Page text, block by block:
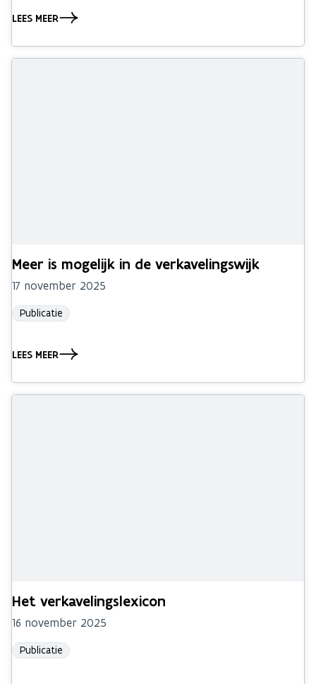
LEES MEER
Meer is mogelijk in de verkavelingswijk
17 november 2025
Publicatie
LEES MEER
Het verkavelingslexicon
16 november 2025
Publicatie